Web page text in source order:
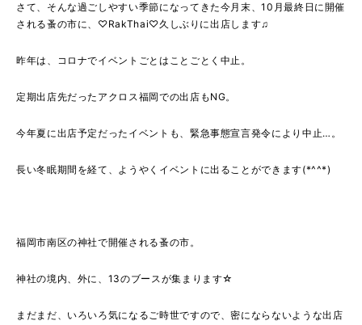
さて、そんな過ごしやすい季節になってきた今月末、10月最終日に開催
される蚤の市に、♡RakThai♡久しぶりに出店します♫
昨年は、コロナでイベントごとはことごとく中止。
定期出店先だったアクロス福岡での出店もNG。
今年夏に出店予定だったイベントも、緊急事態宣言発令により中止…。
長い冬眠期間を経て、ようやくイベントに出ることができます(*^^*)
福岡市南区の神社で開催される蚤の市。
神社の境内、外に、13のブースが集まります☆
まだまだ、いろいろ気になるご時世ですので、密にならないような出店